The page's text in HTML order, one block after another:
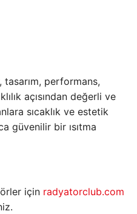
performans,
açısından değerli ve
sıcaklık ve estetik
güvenilir bir ısıtma
için radyatorclub.com